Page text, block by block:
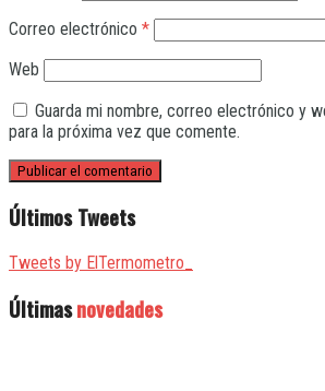
Correo electrónico *
Web
Guarda mi nombre, correo electrónico y
para la próxima vez que comente.
Últimos Tweets
Tweets by ElTermometro_
Últimasnovedades